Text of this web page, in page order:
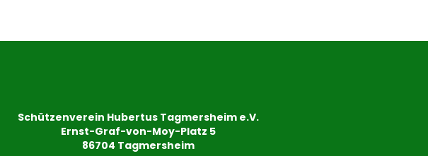
Schützenverein Hubertus Tagmersheim e.V.
Ernst-Graf-von-Moy-Platz 5
86704 Tagmersheim